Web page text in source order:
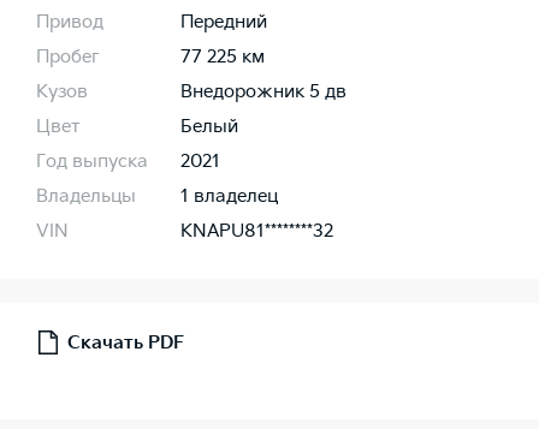
Привод
Передний
Пробег
77 225 км
Кузов
Внедорожник 5 дв
Цвет
Белый
Год выпуска
2021
Владельцы
1 владелец
VIN
KNAPU81********32
Скачать PDF